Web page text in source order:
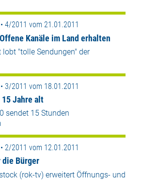
4/2011 vom 21.01.2011
Kanäle im Land erhalten
"tolle Sendungen" der
3/2011 vom 18.01.2011
Jahre alt
sendet 15 Stunden
2/2011 vom 12.01.2011
Bürger
(rok-tv) erweitert Öffnungs- und